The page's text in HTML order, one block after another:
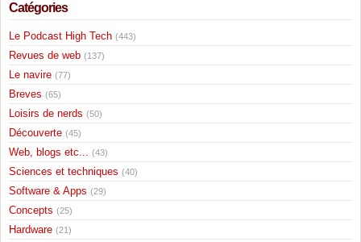
Catégories
Le Podcast High Tech (443)
Revues de web (137)
Le navire (77)
Breves (65)
Loisirs de nerds (50)
Découverte (45)
Web, blogs etc... (43)
Sciences et techniques (40)
Software & Apps (29)
Concepts (25)
Hardware (21)